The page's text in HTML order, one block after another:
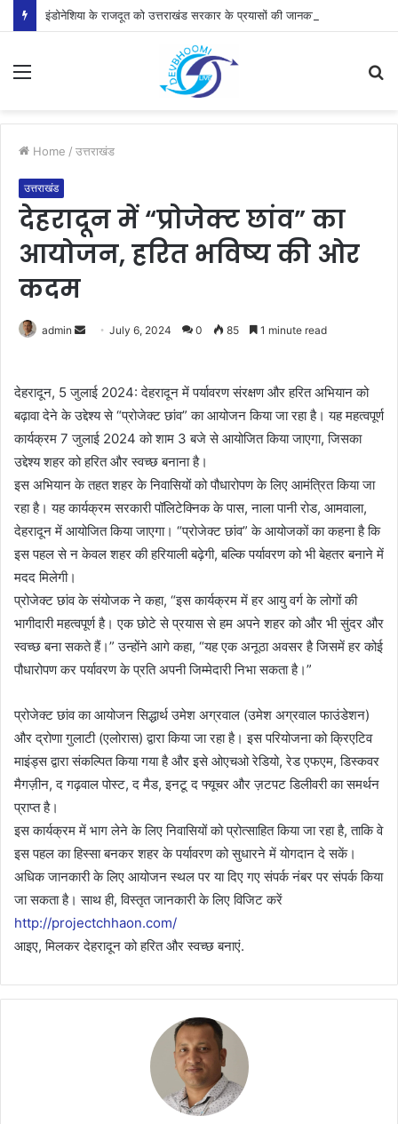
इंडोनेशिया के राजदूत को उत्तराखंड सरकार के प्रयासों की जानकारी दी
Menu
Home / उत्तराखंड
उत्तराखंड
देहरादून में “प्रोजेक्ट छांव” का
आयोजन, हरित भविष्य की ओर
कदम
admin
SendJuly 6, 2024 0 85 1 minute read
देहरादून, 5 जुलाई 2024: देहरादून में पर्यावरण संरक्षण और हरित अभियान को
बढ़ावा देने के उद्देश्य से “प्रोजेक्ट छांव” का आयोजन किया जा रहा है। यह महत्वपूर्ण
कार्यक्रम 7 जुलाई 2024 को शाम 3 बजे से आयोजित किया जाएगा, जिसका
उद्देश्य शहर को हरित और स्वच्छ बनाना है।
इस अभियान के तहत शहर के निवासियों को पौधारोपण के लिए आमंत्रित किया जा
रहा है। यह कार्यक्रम सरकारी पॉलिटेक्निक के पास, नाला पानी रोड, आमवाला,
देहरादून में आयोजित किया जाएगा। “प्रोजेक्ट छांव” के आयोजकों का कहना है कि
इस पहल से न केवल शहर की हरियाली बढ़ेगी, बल्कि पर्यावरण को भी बेहतर बनाने में
मदद मिलेगी।
प्रोजेक्ट छांव के संयोजक ने कहा, “इस कार्यक्रम में हर आयु वर्ग के लोगों की
भागीदारी महत्वपूर्ण है। एक छोटे से प्रयास से हम अपने शहर को और भी सुंदर और
स्वच्छ बना सकते हैं।” उन्होंने आगे कहा, “यह एक अनूठा अवसर है जिसमें हर कोई
पौधारोपण कर पर्यावरण के प्रति अपनी जिम्मेदारी निभा सकता है।”
प्रोजेक्ट छांव का आयोजन सिद्धार्थ उमेश अग्रवाल (उमेश अग्रवाल फाउंडेशन)
और द्रोणा गुलाटी (एलोरास) द्वारा किया जा रहा है। इस परियोजना को क्रिएटिव
माइंड्स द्वारा संकल्पित किया गया है और इसे ओएचओ रेडियो, रेड एफएम, डिस्कवर
मैगज़ीन, द गढ़वाल पोस्ट, द मैड, इनटू द फ्यूचर और ज़टपट डिलीवरी का समर्थन
प्राप्त है।
इस कार्यक्रम में भाग लेने के लिए निवासियों को प्रोत्साहित किया जा रहा है, ताकि वे
इस पहल का हिस्सा बनकर शहर के पर्यावरण को सुधारने में योगदान दे सकें।
अधिक जानकारी के लिए आयोजन स्थल पर या दिए गए संपर्क नंबर पर संपर्क किया
जा सकता है। साथ ही, विस्तृत जानकारी के लिए विजिट करें
http://projectchhaon.com/
आइए, मिलकर देहरादून को हरित और स्वच्छ बनाएं.